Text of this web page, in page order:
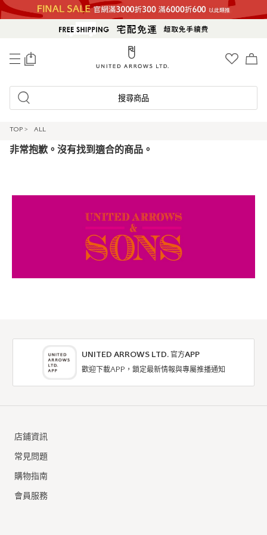
搜尋商品
TOP > ALL
非常抱歉。沒有找到適合的商品。
UNITED ARROWS LTD. 官方APP
歡迎下載APP，鎖定最新情報與專屬推播通知
店鋪資訊
常見問題
購物指南
會員服務